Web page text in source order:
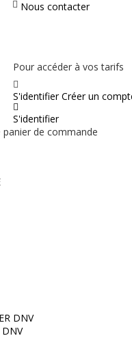
Nous contacter
Pour accéder à vos tarifs
S'identifierCréer un
S'identifier
de commande